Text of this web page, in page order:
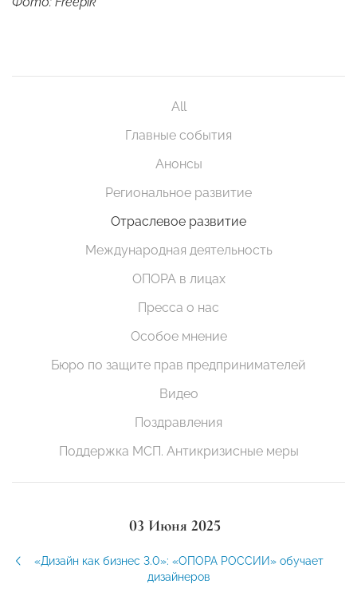
All
Главные события
Анонсы
Региональное развитие
Отраслевое развитие
Международная деятельность
ОПОРА в лицах
Пресса о нас
Особое мнение
Бюро по защите прав предпринимателей
Видео
Поздравления
Поддержка МСП. Антикризисные меры
03 Июня 2025
«Дизайн как бизнес 3.0»: «ОПОРА РОССИИ» обучает
дизайнеров